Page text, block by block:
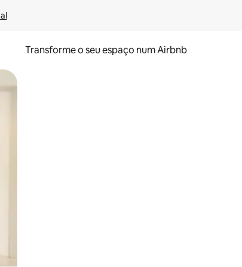
Transforme o seu espaço num Airbnb
ou deslize.